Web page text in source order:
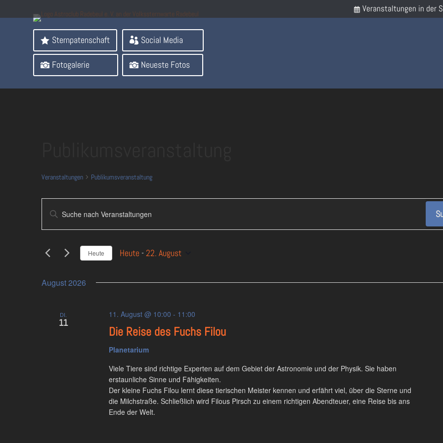
Veranstaltungen in der
Sternpatenschaft
Fotogalerie
Social Media
Neueste Fotos
Veranstaltungen Publikumsveranstaltung
Veranstaltungen
Suche
und
Ansichten,
Navigation
Bitte
Schlüsselwort
eingeben.
nach
Heute Heute - 22. August
August 2026
DI.
11
11. August @ 10:00 - 11:00
Die Reise des Fuchs Filou
Planetarium
Viele Tiere sind richtige Experten auf dem Gebiet der Astronomie und der Physik. Sie haben
erstaunliche Sinne und Fähigkeiten.
Der kleine Fuchs Filou lernt diese tierischen Meister kennen und erfährt viel, über die Sterne und
die Milchstraße. Schließlich wird Filous Pirsch zu einem richtigen Abendteuer, eine Reise bis ans
Ende der Welt.